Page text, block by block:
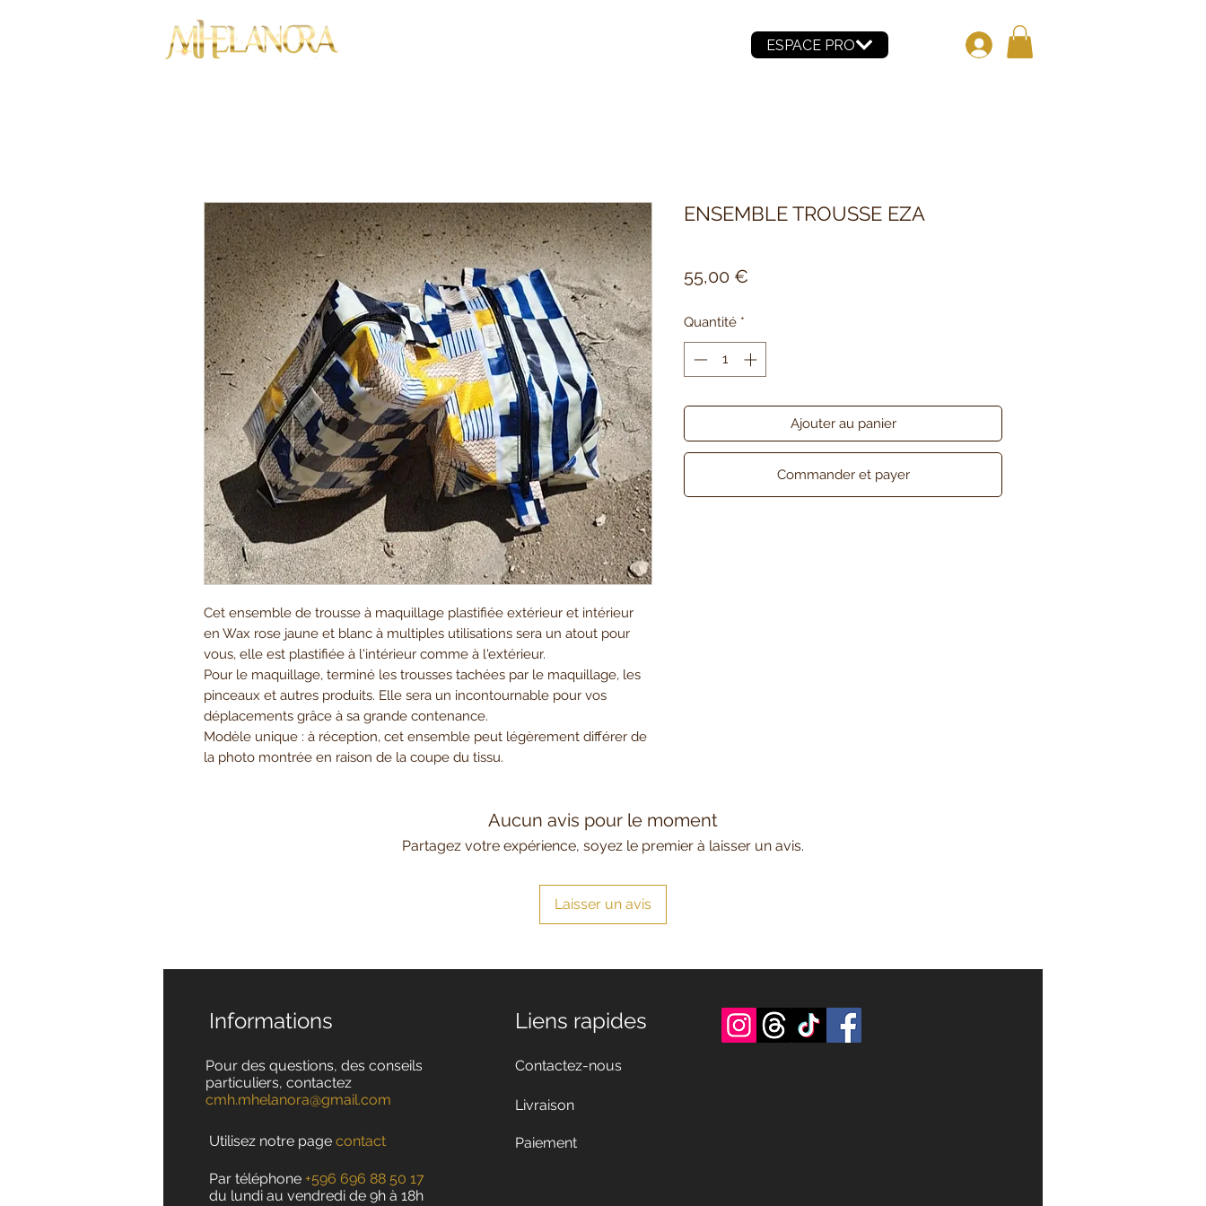
ESPACE PRO
Cet ensemble de trousse à maquillage plastifiée extérieur et intérieur
en Wax rose jaune et blanc à multiples utilisations sera un atout pour
vous, elle est plastifiée à l'intérieur comme à l'extérieur.
Pour le maquillage, terminé les trousses tachées par le maquillage, les
pinceaux et autres produits. Elle sera un incontournable pour vos
déplacements grâce à sa grande contenance.
Modèle unique : à réception, cet ensemble peut légèrement différer de
la photo montrée en raison de la coupe du tissu.
ENSEMBLE TROUSSE EZA
55,00 €
Quantité *
Ajouter au panier
Commander et payer
Aucun avis pour le moment
Partagez votre expérience, soyez le premier à laisser un avis.
Laisser un avis
Informations
Pour des questions, des conseils
particuliers, contactez
cmh.mhelanora@gmail.com
Utilisez notre page contact
Liens rapides
Contactez-nous
Livraison
Paiement
Par téléphone +596 696 88 50 17
du lundi au vendredi de 9h à 18h